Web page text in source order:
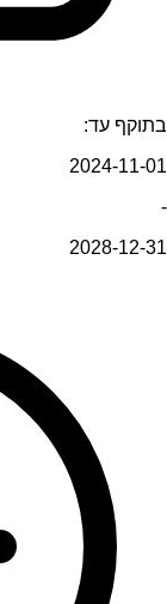
בתוקף עד:
2024-11-01
-
2028-12-31